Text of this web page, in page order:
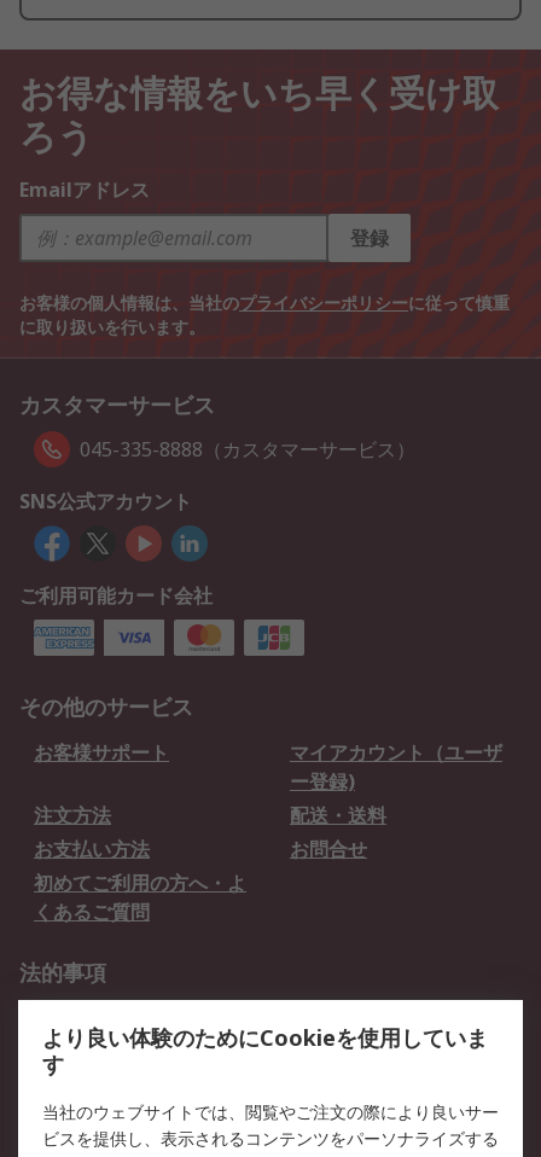
お得な情報をいち早く受け取
ろう
Emailアドレス
登録
お客様の個人情報は、当社のプライバシーポリシーに従って慎重
に取り扱いを行います。
カスタマーサービス
045-335-8888（カスタマーサービス）
SNS公式アカウント
ご利用可能カード会社
その他のサービス
お客様サポート
マイアカウント（ユーザ
ー登録)
注文方法
配送・送料
お支払い方法
お問合せ
初めてご利用の方へ・よ
くあるご質問
法的事項
クッキーポリシー
RSについて
より良い体験のためにCookieを使用していま
す
当社のウェブサイトでは、閲覧やご注文の際により良いサー
ビスを提供し、表示されるコンテンツをパーソナライズする